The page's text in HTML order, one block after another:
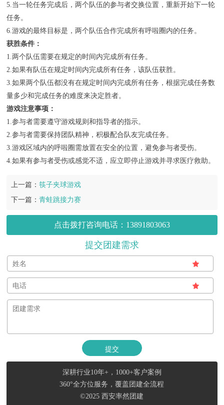
5.当一轮任务完成后，两个队伍的参与者交换位置，重新开始下一轮
任务。
6.游戏的最终目标是，两个队伍合作完成所有呼啦圈内的任务。
获胜条件：
1.两个队伍需要在规定的时间内完成所有任务。
2.如果有队伍在规定时间内完成所有任务，该队伍获胜。
3.如果两个队伍都没有在规定时间内完成所有任务，根据完成任务数
量多少和完成任务的难度来决定胜者。
游戏注意事项：
1.参与者需要遵守游戏规则和指导者的指示。
2.参与者需要保持团队精神，积极配合队友完成任务。
3.游戏区域内的呼啦圈需放置在安全的位置，避免参与者受伤。
4.如果有参与者受伤或感觉不适，应立即停止游戏并寻求医疗救助。
上一篇：筷子夹球游戏
下一篇：青蛙跳接力赛
点击拨打咨询电话：13891803063
提交团建需求
深耕行业10年+，1000+客户案例
360°全方位服务，覆盖团建全流程
©2025 西安率然团建